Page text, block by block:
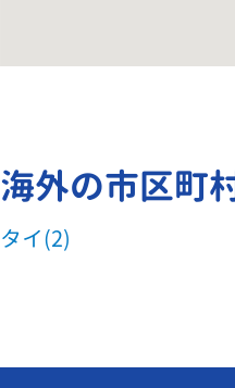
海外の市区町
タイ(2)